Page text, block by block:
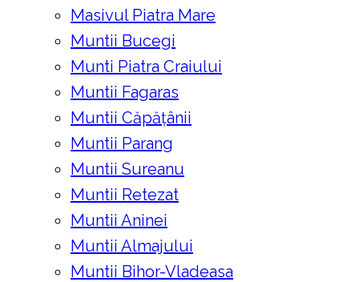
Masivul Piatra Mare
Muntii Bucegi
Munti Piatra Craiului
Muntii Fagaras
Muntii Căpățânii
Muntii Parang
Muntii Sureanu
Muntii Retezat
Muntii Aninei
Muntii Almajului
Muntii Bihor-Vladeasa